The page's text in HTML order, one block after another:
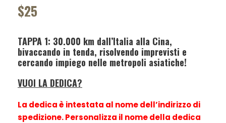
$25
TAPPA 1: 30.000 km dall’Italia alla Cina,
bivaccando in tenda, risolvendo imprevisti e
cercando impiego nelle metropoli asiatiche!
VUOI LA DEDICA?
La dedica è intestata al nome dell’indirizzo di
spedizione. Personalizza il nome della dedica